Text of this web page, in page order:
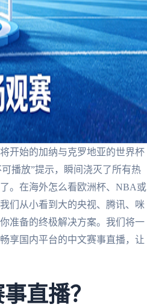
开始的加纳与克罗地亚的世界杯
播放”提示，瞬间浇灭了所有热
。在海外怎么看欧洲杯、NBA或
们从小看到大的央视、腾讯、咪
准备的终极解决方案。我们将一
享国内平台的中文赛事直播，让
直播？